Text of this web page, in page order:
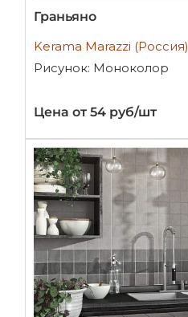
Граньяно
Kerama Marazzi (Россия)
Рисунок: Моноколор
Цена от 54 руб/шт